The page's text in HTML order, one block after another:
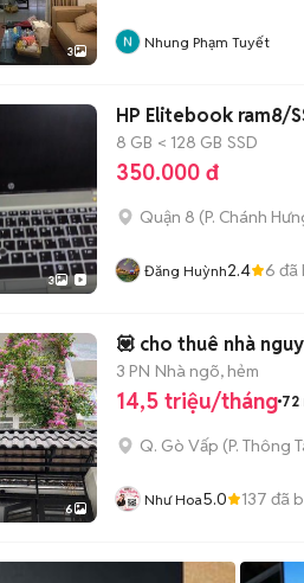
3 Nhung Phạm Tuyết
3
HP Elitebook ram8/
8 GB < 128 GB SSD
350.000 đ
Quận 8 (P. Chánh
Đăng Huỳnh2.4 6 đã
6
💟 cho thuê nhà
3 PN Nhà ngõ, hẻm
14,5 triệu/tháng 72
Q. Gò Vấp (P. Thông
Như Hoa5.0 137 đã